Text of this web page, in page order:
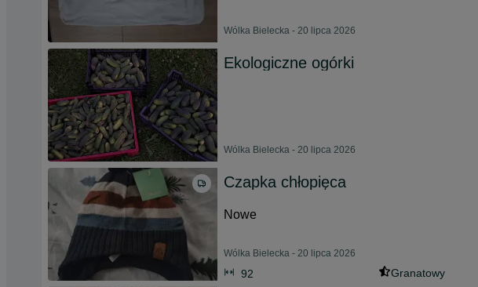
Wólka Bielecka - 20 lipca 2026
Ekologiczne ogórki
Wólka Bielecka - 20 lipca 2026
Czapka chłopięca
Nowe
Wólka Bielecka - 20 lipca 2026
92 Granatowy